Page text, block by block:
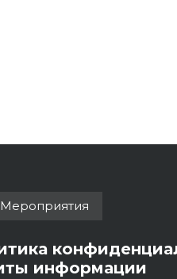
Мероприятия
информации